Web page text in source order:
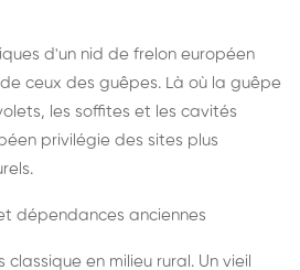
d'un nid de frelon européen
ceux des guêpes. Là où la guêpe
les soffites et les cavités
privilégie des sites plus
dépendances anciennes
en milieu rural. Un vieil